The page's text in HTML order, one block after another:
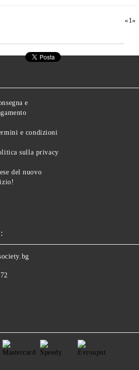
«1»
e
e condizioni
sulla privacy
del nuovo